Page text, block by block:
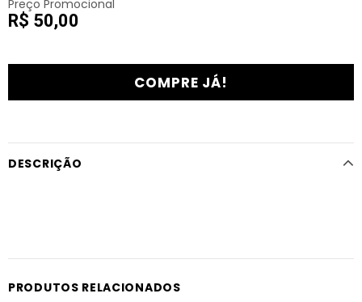
Preço Promocional
R$ 50,00
DESCRIÇÃO
PRODUTOS RELACIONADOS